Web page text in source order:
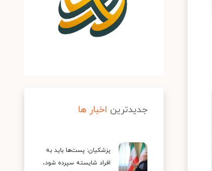
جدیدترین اخبار ها
پزشکیان: پست‌ها باید به
افراد شایسته سپرده شود،